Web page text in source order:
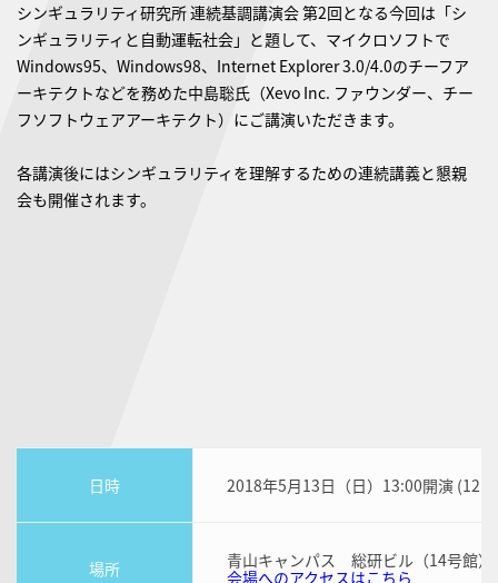
シンギュラリティ研究所 連続基調講演会 第2回となる今回は「シ
ンギュラリティと自動運転社会」と題して、マイクロソフトで
Windows95、Windows98、Internet Explorer 3.0/4.0のチーフア
ーキテクトなどを務めた中島聡氏（Xevo Inc. ファウンダー、チー
フソフトウェアアーキテクト）にご講演いただきます。
各講演後にはシンギュラリティを理解するための連続講義と懇親
会も開催されます。
日時 2018年5月13日（日）13:00開演
場所
青山キャンパス 総研ビル（14号館）
会場へのアクセスはこちら